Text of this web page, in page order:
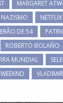
MARGARET
NAZISMO NETFLIX
DE 54
ROBERTO BOLAÑO
MUNDIAL